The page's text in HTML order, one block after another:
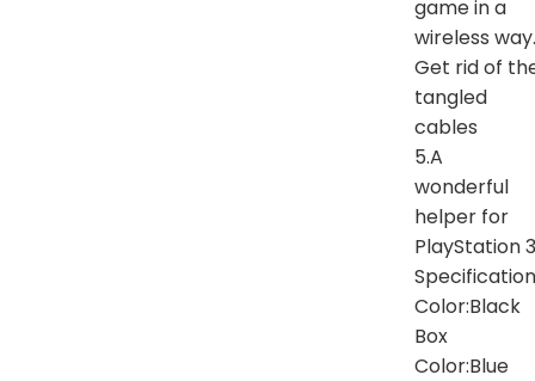
game in a
wireless way.
Get rid of
tangled
cables
5.A
wonderful
helper for
PlayStation 3
Color:Black
Box
Color:Blue